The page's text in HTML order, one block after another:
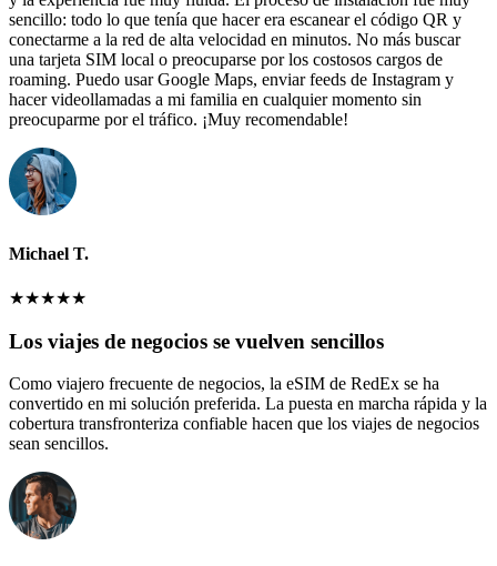
sencillo: todo lo que tenía que hacer era escanear el código QR y
conectarme a la red de alta velocidad en minutos. No más buscar
una tarjeta SIM local o preocuparse por los costosos cargos de
roaming. Puedo usar Google Maps, enviar feeds de Instagram y
hacer videollamadas a mi familia en cualquier momento sin
preocuparme por el tráfico. ¡Muy recomendable!
Michael T.
★★★★★
Los viajes de negocios se vuelven sencillos
Como viajero frecuente de negocios, la eSIM de RedEx se ha
convertido en mi solución preferida. La puesta en marcha rápida y la
cobertura transfronteriza confiable hacen que los viajes de negocios
sean sencillos.